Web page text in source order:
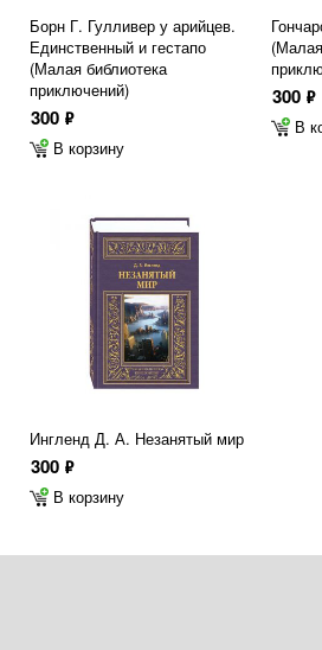
Борн Г. Гулливер у арийцев.
Единственный и гестапо
(Малая библиотека
приключений)
300 ф
В корзину
300 ф
В
Ингленд Д. А. Незанятый мир
300 ф
В корзину